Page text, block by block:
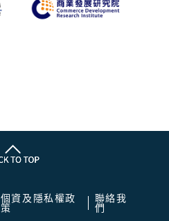
個資及隱私權政
策
聯絡我
們